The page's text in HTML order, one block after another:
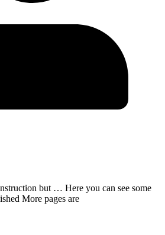
but … Here you can see some
More pages are